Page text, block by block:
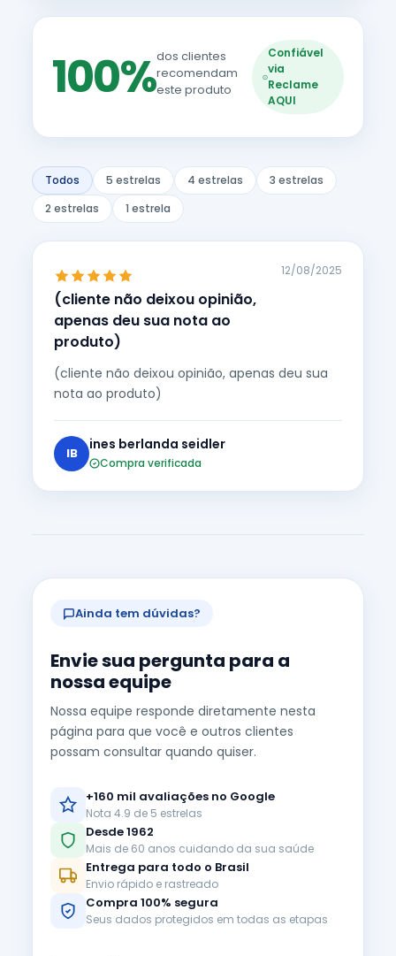
100%dos clientes
recomendam
este produto
Confiável
via
Reclame
AQUI
Todos 5 estrelas 4 estrelas
3 estrelas
2 estrelas
1 estrela
(cliente não deixou opinião,
apenas deu sua nota ao
produto)
12/08/2025
(cliente não deixou opinião, apenas deu sua
nota ao produto)
IB
ines berlanda seidler
Compra verificada
Ainda tem dúvidas?
Envie sua pergunta para a
nossa equipe
Nossa equipe responde diretamente nesta
página para que você e outros clientes
possam consultar quando quiser.
+160 mil avaliações no Google
Nota 4.9 de 5 estrelas
Desde 1962
Mais de 60 anos cuidando da sua saúde
Entrega para todo o Brasil
Envio rápido e rastreado
Compra 100% segura
Seus dados protegidos em todas as etapas